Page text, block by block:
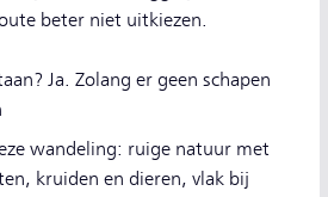
beter niet uitkiezen.
Ja. Zolang er geen schapen
wandeling: ruige natuur met
kruiden en dieren, vlak bij